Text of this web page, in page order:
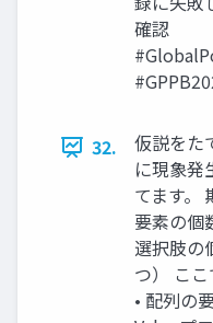
確認
32.
仮説をた
に現象発
てます。
要素の個
選択肢の
つ） こ
• 配列の